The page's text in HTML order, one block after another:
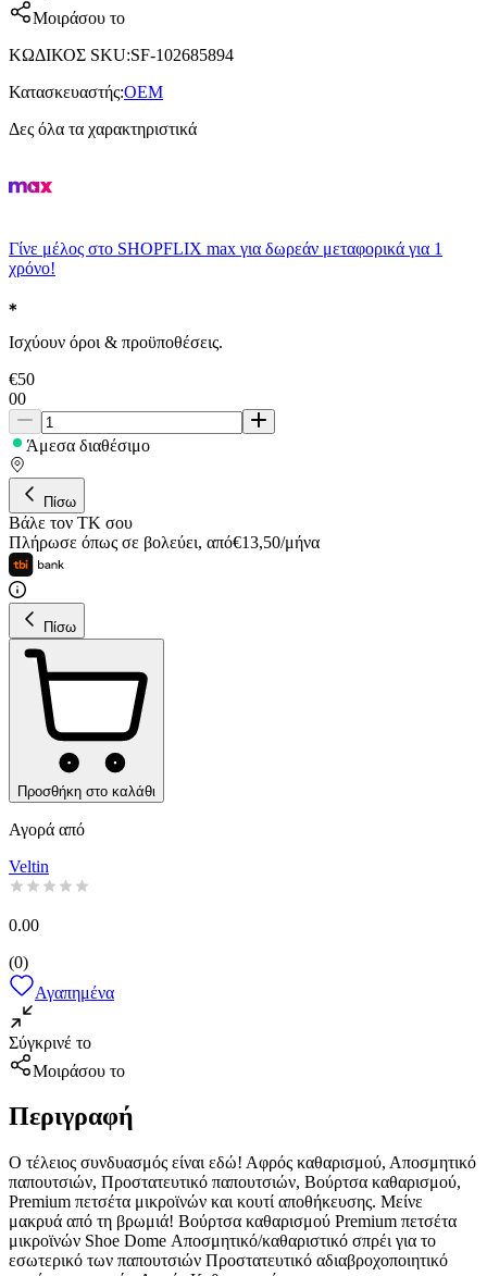
Μοιράσου το
ΚΩΔΙΚΟΣ SKU:SF-102685894
Κατασκευαστής:OEM
Δες όλα τα χαρακτηριστικά
Γίνε μέλος στο SHOPFLIX max για δωρεάν μεταφορικά για 1
χρόνο!
Ισχύουν όροι & προϋποθέσεις.
€50
00
Άμεσα διαθέσιμο
Πίσω
Βάλε τον ΤΚ σου
Πλήρωσε όπως σε βολεύει, από€13,50/μήνα
Πίσω
Προσθήκη στο καλάθι
Αγορά από
Veltin
0.00
(0)
Αγαπημένα
Σύγκρινέ το
Μοιράσου το
Περιγραφή
Ο τέλειος συνδυασμός είναι εδώ! Αφρός καθαρισμού, Αποσμητικό
παπουτσιών, Προστατευτικό παπουτσιών, Βούρτσα καθαρισμού,
Premium πετσέτα μικροϊνών και κουτί αποθήκευσης. Μείνε
μακρυά από τη βρωμιά! Βούρτσα καθαρισμού Premium πετσέτα
μικροϊνών Shoe Dome Αποσμητικό/καθαριστικό σπρέι για το
εσωτερικό των παπουτσιών Προστατευτικό αδιαβροχοποιητικό